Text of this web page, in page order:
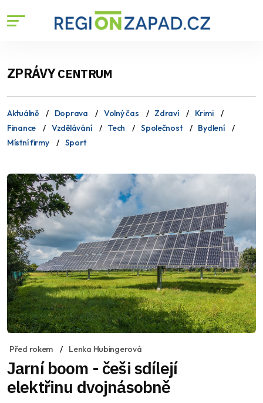
ZPRÁVYCENTRUM
Aktuálně Doprava Volný čas Zdraví
Krimi
Finance
Vzdělávání Tech Společnost
Bydlení
Místní firmy
Sport
Před rokem Lenka Hubingerová
Jarní boom - češi sdílejí
elektřinu dvojnásobně